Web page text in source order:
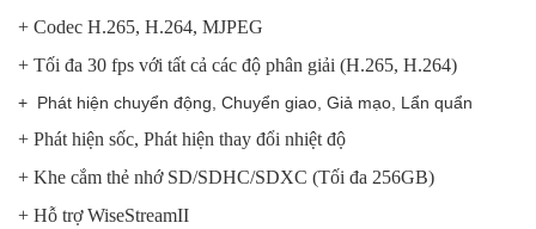
+ Codec H.265, H.264, MJPEG
+ Tối đa 30 fps với tất cả các độ phân giải (H.265, H.264)
+ Phát hiện chuyển động, Chuyển giao, Giả mạo, Lẩn quẩn
+ Phát hiện sốc, Phát hiện thay đổi nhiệt độ
+ Khe cắm thẻ nhớ SD/SDHC/SDXC (Tối đa 256GB)
+ Hỗ trợ WiseStreamII